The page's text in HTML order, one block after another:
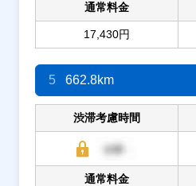
通常料金
17,430円
5 662.8km
渋滞考慮時間
通常料金